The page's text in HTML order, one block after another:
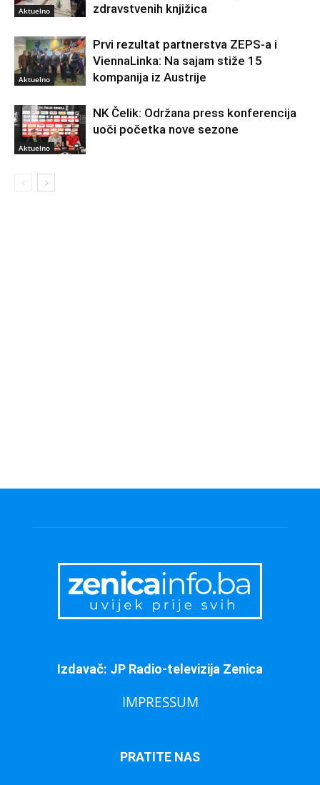
Aktuelno
zdravstvenih knjižica
Aktuelno
Prvi rezultat partnerstva ZEPS-a i
ViennaLinka: Na sajam stiže 15
kompanija iz Austrije
Aktuelno
NK Čelik: Održana press konferencija
uoči početka nove sezone
Izdavač: JP Radio-televizija Zenica
IMPRESSUM
PRATITE NAS